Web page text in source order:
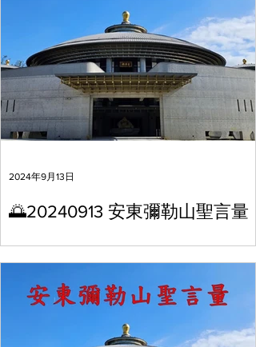
🌅20240913 安東彌勒山聖言量
2024年9月13日